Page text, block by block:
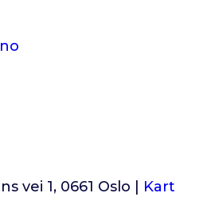
vei 1, 0661 Oslo | Kart